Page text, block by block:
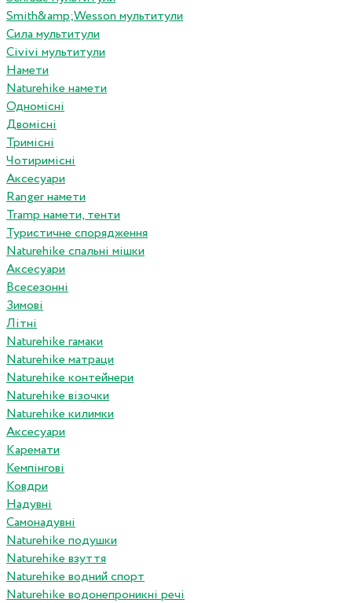
Smith&amp;Wesson мультитули
Сила мультитули
Civivi мультитули
Намети
Naturehike намети
Одномісні
Двомісні
Тримісні
Чотиримісні
Аксесуари
Ranger намети
Tramp намети, тенти
Туристичне спорядження
Naturehike спальні мішки
Аксесуари
Всесезонні
Зимові
Літні
Naturehike гамаки
Naturehike матраци
Naturehike контейнери
Naturehike візочки
Naturehike килимки
Аксесуари
Каремати
Кемпінгові
Ковдри
Надувні
Самонадувні
Naturehike подушки
Naturehike взуття
Naturehike водний спорт
Naturehike водонепроникні речі